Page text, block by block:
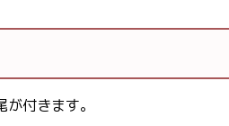
付きます。